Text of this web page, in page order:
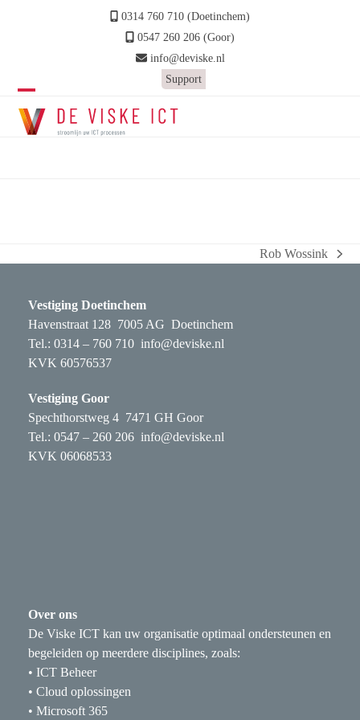
0314 760 710 (Doetinchem)
0547 260 206 (Goor)
info@deviske.nl
Support
Open
mobile
Close
mobile
next
Rob Wossink
Vestiging Doetinchem
Havenstraat 128 7005 AG Doetinchem
Tel.: 0314 – 760 710 info@deviske.nl
KVK 60576537
Vestiging Goor
Spechthorstweg 4 7471 GH Goor
Tel.: 0547 – 260 206 info@deviske.nl
KVK 06068533
Over ons
De Viske ICT kan uw organisatie optimaal ondersteunen en
begeleiden op meerdere disciplines, zoals:
• ICT Beheer
• Cloud oplossingen
• Microsoft 365